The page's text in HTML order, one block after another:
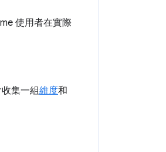
使用者在實際
集一組維度和